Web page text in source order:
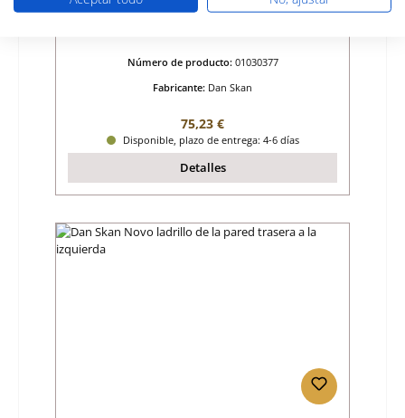
Dan Skan Novo ladrillo lateral a la
Número de producto: 01030377
Fabricante: Dan Skan
Precio normal:
75,23 €
Disponible, plazo de entrega: 4-6 días
Detalles